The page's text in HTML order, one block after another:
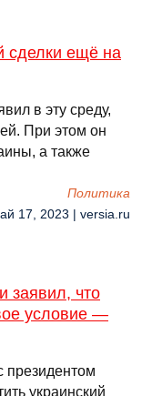
сделки ещё на
в эту среду,
При этом он
а также
Политика
17, 2023 | versia.ru
заявил, что
условие —
президентом
украинский